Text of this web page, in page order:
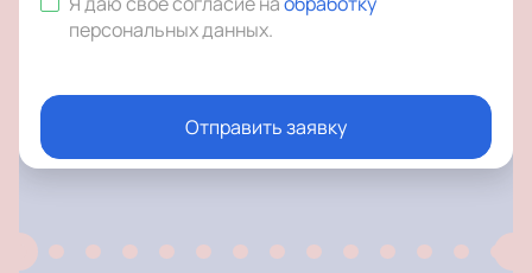
персональных данных.
Отправить заявку